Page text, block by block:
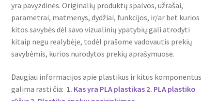
yra pavyzdinės. Originalių produktų spalvos, užrašai,
parametrai, matmenys, dydžiai, funkcijos, ir/ar bet kurios
kitos savybės dėl savo vizualinių ypatybių gali atrodyti
kitaip negu realybėje, todėl prašome vadovautis prekių
savybėmis, kurios nurodytos prekių aprašymuose.
Daugiau informacijos apie plastikus ir kitus komponentus
galima rasti čia: 1. Kas yra PLA plastikas 2. PLA plastiko